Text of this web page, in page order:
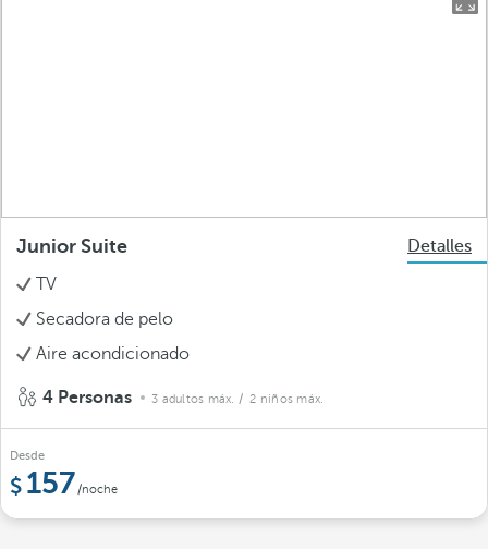
Junior Suite
Detalles
TV
Secadora de pelo
Aire acondicionado
4 Personas 3 adultos máx. / 2 niños máx.
Desde
157/noche